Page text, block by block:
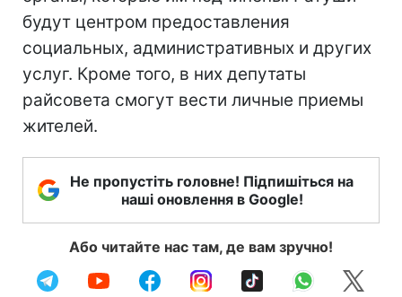
будут центром предоставления
социальных, административных и других
услуг. Кроме того, в них депутаты
райсовета смогут вести личные приемы
жителей.
Не пропустіть головне! Підпишіться на
наші оновлення в Google!
Або читайте нас там, де вам зручно!